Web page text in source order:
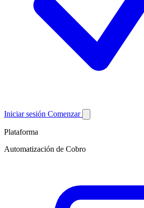
Iniciar sesión Comenzar
Plataforma
Automatización de Cobro